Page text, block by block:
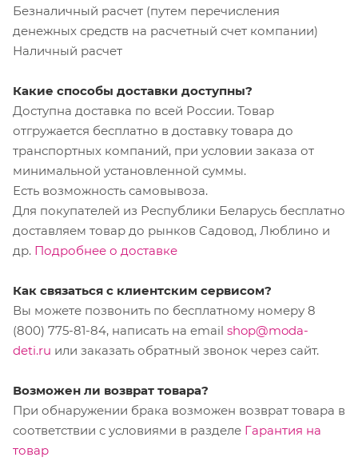
Безналичный расчет (путем перечисления
денежных средств на расчетный счет компании)
Наличный расчет
Какие способы доставки доступны?
Доступна доставка по всей России. Товар
отгружается бесплатно в доставку товара до
транспортных компаний, при условии заказа от
минимальной установленной суммы.
Есть возможность самовывоза.
Для покупателей из Республики Беларусь бесплатно
доставляем товар до рынков Садовод, Люблино и
др. Подробнее о доставке
Как связаться с клиентским сервисом?
Вы можете позвонить по бесплатному номеру 8
(800) 775-81-84, написать на email shop@moda-
deti.ru или заказать обратный звонок через сайт.
Возможен ли возврат товара?
При обнаружении брака возможен возврат товара в
соответствии с условиями в разделе Гарантия на
товар